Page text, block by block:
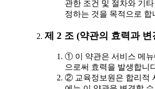
관한 조건 및 절차와 기
정하는 것을 목적으로 합
제 2 조 (약관의 효력과 변
① 이 약관은 서비스 메
으로써 효력을 발생합니
② 교육정보원은 합리적